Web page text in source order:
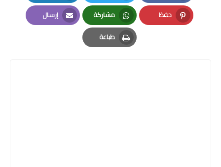
Facebook
Twitter
LinkedIn
حفظ
Pinterest
مشاركة
Whatsapp
إرسال
Email
طباعة
Print